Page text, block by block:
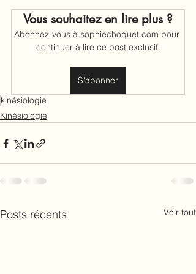
Vous souhaitez en lire plus ?
Abonnez-vous à sophiechoquet.com pour
continuer à lire ce post exclusif.
S'abonner
kinésiologie
Kinésiologie
Posts récents Voir tout